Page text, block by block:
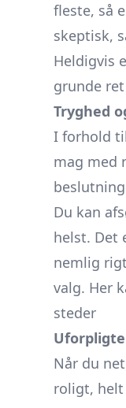
fleste, så
skeptisk,
Heldigvis
grunde
Tryghed
I forhold
mag med
Du kan
helst. Det
nemlig
valg. Her
steder
Når du
roligt,